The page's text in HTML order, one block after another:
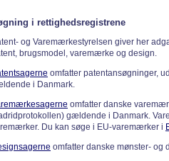
i rettighedsregistrene
og Varemærkestyrelsen giver her
brugsmodel, varemærke og design.
omfatter patentansøgninger,
i Danmark.
omfatter danske
gældende i Danmark.
Du kan søge i EU-varemærker i
omfatter danske mønster- og